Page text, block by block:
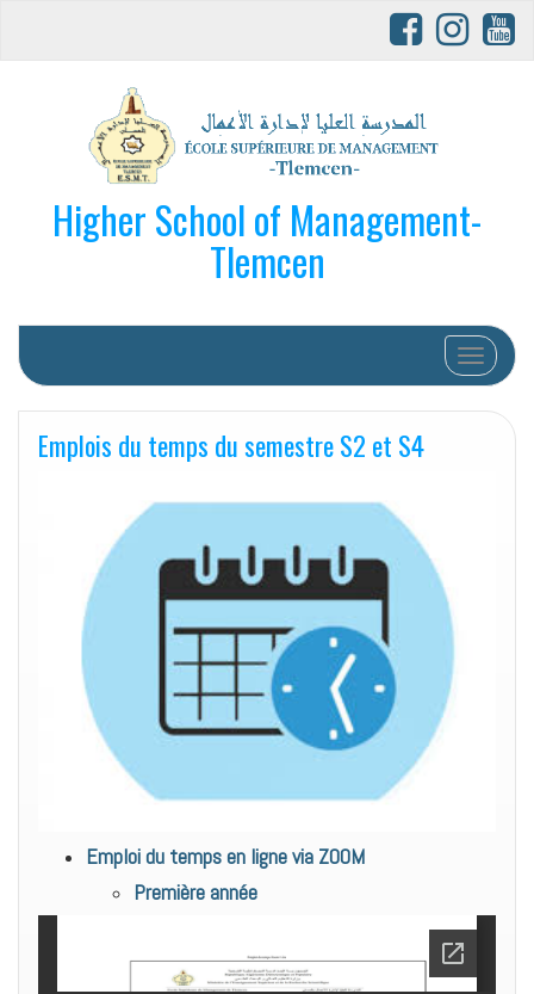
Higher School of Management-
Tlemcen
Afficher/
Emplois du temps du semestre S2 et S4
Emploi du temps en ligne via ZOOM
Première année